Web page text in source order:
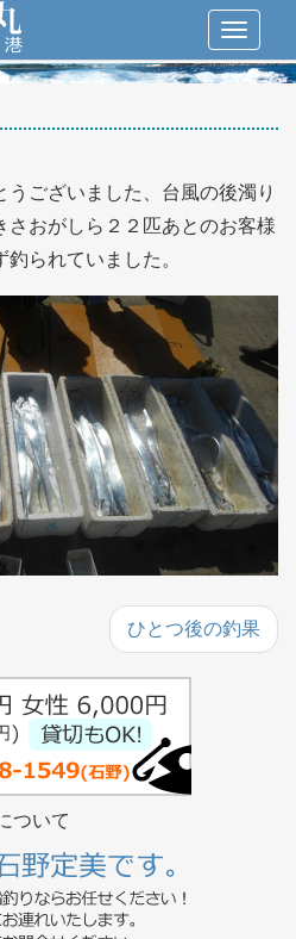
ございました、台風の後濁り
さおがしら２２匹あとのお客様
られていました。
ひとつ後の釣果
ついて